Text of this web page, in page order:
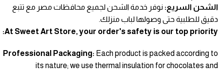
الشحن السريع: نوفر خدمة الشحن لجميع محافظات مصر مع تتبع
دقيق للطلبية حتى وصولها لباب منزلك.
At Sweet Art Store, your order's safety is our top priority:
Professional Packaging: Each product is packed according to
its nature; we use thermal insulation for chocolates and